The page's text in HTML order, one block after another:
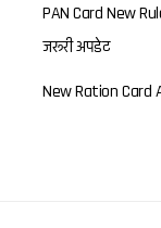
PAN Card New
जरूरी अपडेट
New Ration Card